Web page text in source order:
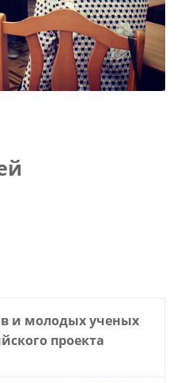
и молодых ученых
проекта